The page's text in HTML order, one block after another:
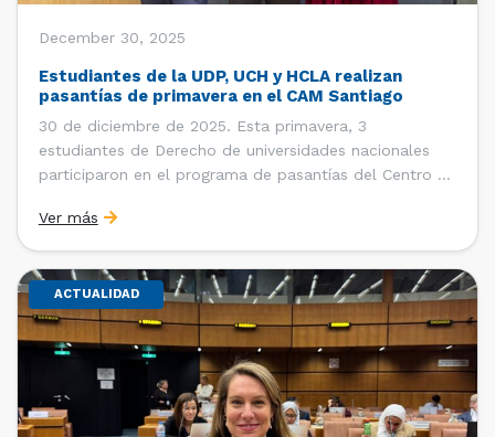
December 30, 2025
Estudiantes de la UDP, UCH y HCLA realizan
pasantías de primavera en el CAM Santiago
30 de diciembre de 2025. Esta primavera, 3
estudiantes de Derecho de universidades nacionales
participaron en el programa de pasantías del Centro de
de Santiago (CCS). Entre el 3 de noviembre y el 30 de
diciembre realizaron su pasantía Ingrid Ivania […]
Ver más
ACTUALIDAD